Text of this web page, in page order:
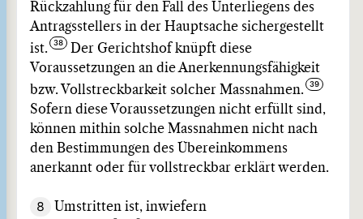
Rückzahlung für den Fall des Unterliegens des
Antragsstellers in der Hauptsache sichergestellt
ist.
Der Gerichtshof knüpft diese
Voraussetzungen an die Anerkennungsfähigkeit
bzw. Vollstreckbarkeit solcher Massnahmen.
Sofern diese Voraussetzungen nicht erfüllt sind,
können mithin solche Massnahmen nicht nach
den Bestimmungen des Übereinkommens
anerkannt oder für vollstreckbar erklärt werden.
8
Umstritten ist, inwiefern